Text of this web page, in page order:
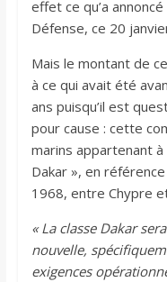
effet ce qu’a
Défense, ce 20
Mais le montant de
à ce qui avait été
ans puisqu’il est
pour cause : cette
marins appartenant
Dakar », en
1968, entre Chypre
« La classe Dakar
nouvelle,
exigences